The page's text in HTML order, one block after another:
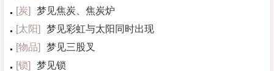
[炭]
梦见焦炭、焦炭炉
[太阳]
梦见彩虹与太阳同时出现
[物品]
梦见三股叉
[锁] 梦见锁